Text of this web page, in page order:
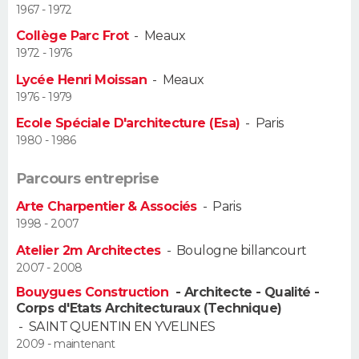
Alimentation
Guide de la santé
Maladies
Médicaments
Sommeil
VOYAGE
PHOTO
CARTE DE VOEUX
Carte de Noël
Carte Bonne année
Carte Saint-Valentin
Carte Pâques
Carte d'anniversaire
DICTIONNAIRE
Dictionnaire
Biographies
Citations
Expressions
Proverbes
PROGRAMME TV
COPAINS D'AVANT
S'inscrire
Se connecter
Lycées
Collèges
Primaires
Universités
Entreprises
Service militaire
Avis de recherche
AVIS DE DÉCÈS
1967 - 1972
Collège Parc Frot- Meaux
1972 - 1976
Lycée Henri Moissan - Meaux
1976 - 1979
Ecole Spéciale D'architecture (Esa) - Paris
1980 - 1986
Parcours entreprise
Arte Charpentier & Associés- Paris
1998 - 2007
Atelier 2m Architectes- Boulogne billancourt
2007 - 2008
Bouygues Construction - Architecte - Qualité -
Corps d'Etats Architecturaux (Technique)
- SAINT QUENTIN EN YVELINES
2009 - maintenant